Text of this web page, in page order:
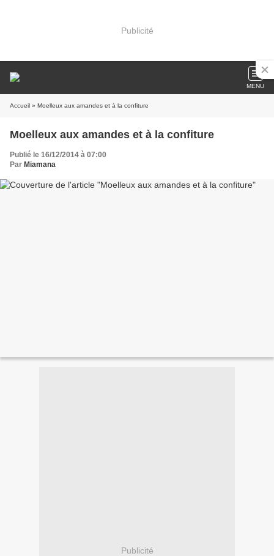
Publicité
MENU
Accueil » Moelleux aux amandes et à la confiture
Moelleux aux amandes et à la confiture
Publié le 16/12/2014 à 07:00
Par Miamana
Publicité